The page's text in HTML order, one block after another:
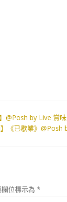
@Posh by Live 賞
《已歇業》@Posh
位標示為 *